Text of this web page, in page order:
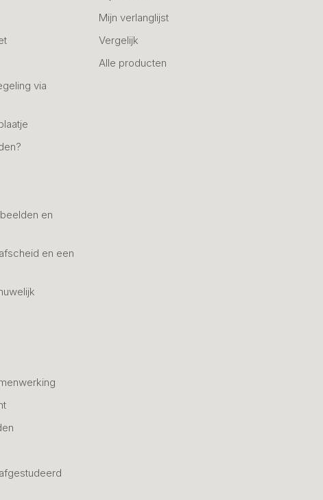
via
en
en een
Mijn verlanglijst
Vergelijk
Alle producten